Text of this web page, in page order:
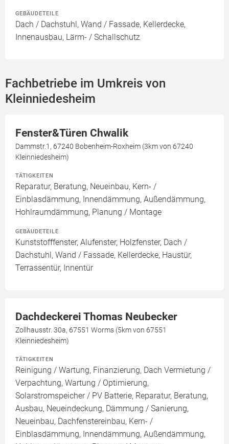
GEBÄUDETEILE
Dach / Dachstuhl, Wand / Fassade, Kellerdecke,
Innenausbau, Lärm- / Schallschutz
Fachbetriebe im Umkreis von
Kleinniedesheim
Fenster&Türen Chwalik
Dammstr.1, 67240 Bobenheim-Roxheim (3km von 67240
Kleinniedesheim)
TÄTIGKEITEN
Reparatur, Beratung, Neueinbau, Kern- /
Einblasdämmung, Innendämmung, Außendämmung,
Hohlraumdämmung, Planung / Montage
GEBÄUDETEILE
Kunststofffenster, Alufenster, Holzfenster, Dach /
Dachstuhl, Wand / Fassade, Kellerdecke, Haustür,
Terrassentür, Innentür
Dachdeckerei Thomas Neubecker
Zollhausstr. 30a, 67551 Worms (5km von 67551
Kleinniedesheim)
TÄTIGKEITEN
Reinigung / Wartung, Finanzierung, Dach Vermietung /
Verpachtung, Wartung / Optimierung,
Solarstromspeicher / PV Batterie, Reparatur, Beratung,
Ausbau, Neueindeckung, Dämmung / Sanierung,
Neueinbau, Dachfenstereinbau, Kern- /
Einblasdämmung, Innendämmung, Außendämmung,